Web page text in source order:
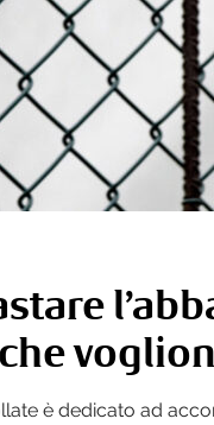
che
è dedicato ad